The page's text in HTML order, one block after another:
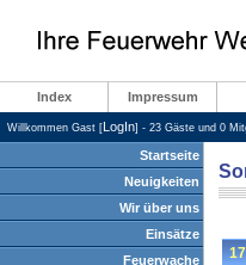
Index Impressum
Willkommen Gast [LogIn] - 23 Gäste und 0
Startseite
Neuigkeiten
Wir über uns
Einsätze
Feuerwache